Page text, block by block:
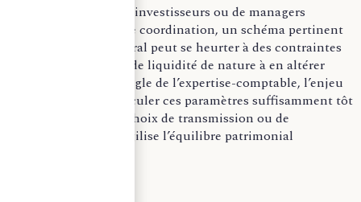
liées à la présence d’investisseurs ou de managers
associés. À défaut de coordination, un schéma pertinent
sur le plan successoral peut se heurter à des contraintes
de gouvernance ou de liquidité de nature à en altérer
l’efficacité. Sous l’angle de l’expertise-comptable, l’enjeu
consiste donc à articuler ces paramètres suffisamment tôt
afin d’éviter qu’un choix de transmission ou de
gouvernance ne fragilise l’équilibre patrimonial